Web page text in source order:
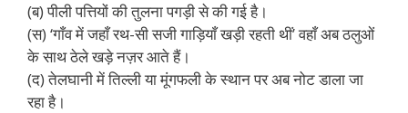
(ब) पीली पत्तियों की तुलना पगड़ी से की गई है।
(स) ‘गाँव में जहाँ रथ-सी सजी गाड़ियाँ खड़ी रहती थीं’ वहाँ अब ठलुओं
के साथ ठेले खड़े नज़र आते हैं।
(द) तेलघानी में तिल्ली या मूंगफली के स्थान पर अब नोट डाला जा
रहा है।